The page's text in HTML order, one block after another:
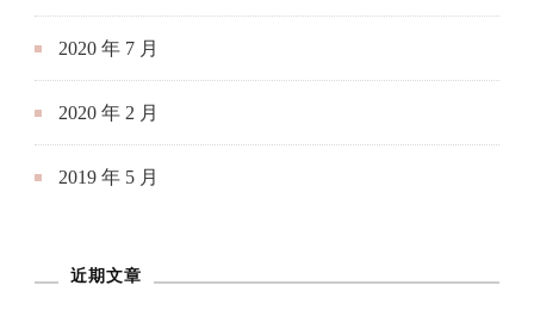
2020 年 7 月
2020 年 2 月
2019 年 5 月
近期文章